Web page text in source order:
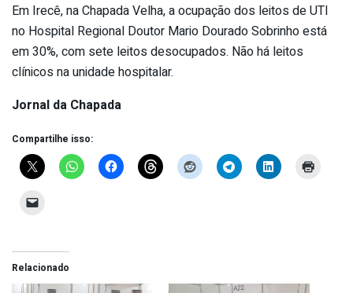
Em Irecê, na Chapada Velha, a ocupação dos leitos de UTI
no Hospital Regional Doutor Mario Dourado Sobrinho está
em 30%, com sete leitos desocupados. Não há leitos
clínicos na unidade hospitalar.
Jornal da Chapada
Compartilhe isso:
Relacionado